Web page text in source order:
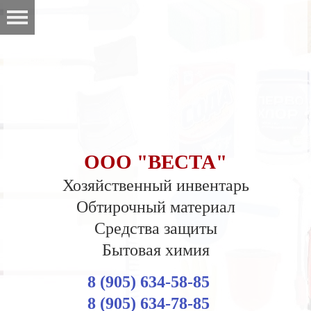
ООО "ВЕСТА"
Хозяйственный инвентарь
Обтирочный материал
Средства защиты
Бытовая химия
8 (905) 634-58-85
8 (905) 634-78-85